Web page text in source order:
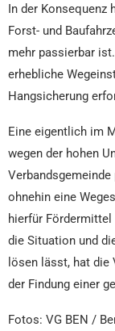
In der Konsequenz
Forst- und
mehr passierbar
erhebliche
Hangsicherung
Eine eigentlich im
wegen der hohen
ohnehin eine
hierfür
die Situation und
lösen lässt, hat die
der Findung einer
Fotos: VG BEN /